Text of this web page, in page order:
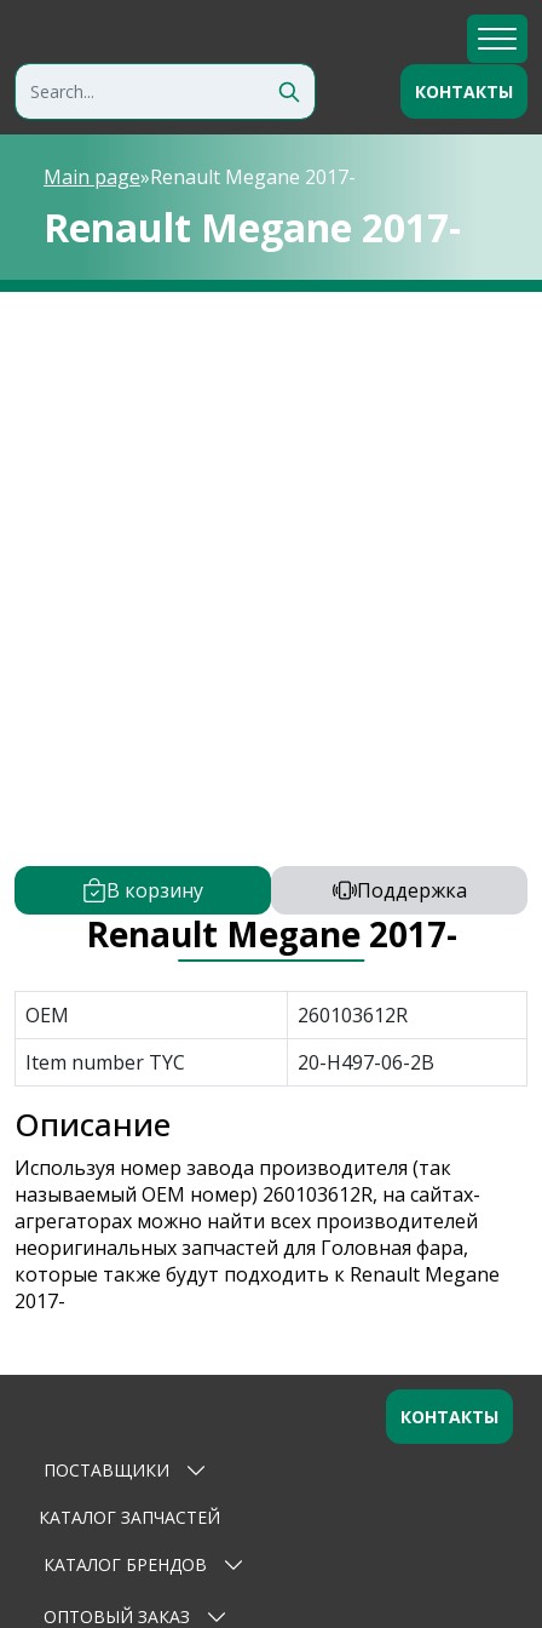
КОНТАКТЫ
Main page»Renault Megane 2017-
Renault Megane 2017-
В корзину Поддержка
Renault Megane 2017-
OEM
260103612R
Item number TYC
20-H497-06-2B
Описание
Используя номер завода производителя (так
называемый ОЕМ номер) 260103612R, на сайтах-
агрегаторах можно найти всех производителей
неоригинальных запчастей для Головная фара,
которые также будут подходить к Renault Megane
2017-
Оставьте заявку
Ваше имя
Email
ПОСТАВЩИКИ
КАТАЛОГ ЗАПЧАСТЕЙ
КАТАЛОГ БРЕНДОВ
ОПТОВЫЙ ЗАКАЗ
КОНТАКТЫ